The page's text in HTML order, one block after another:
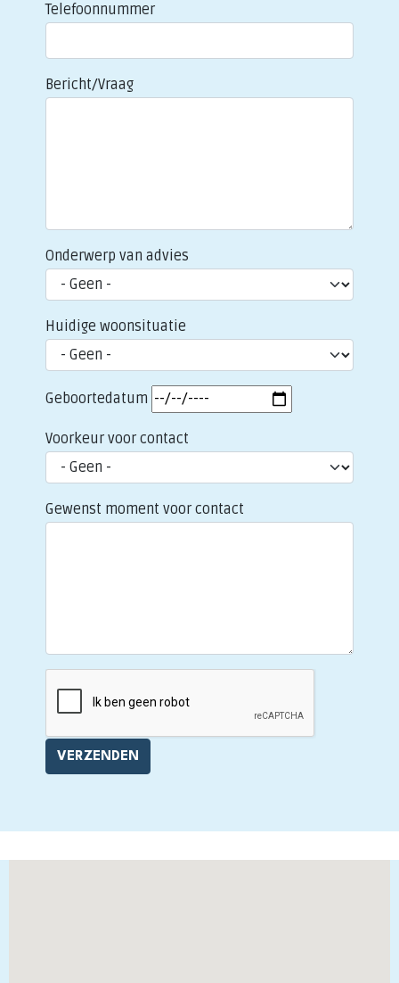
Telefoonnummer
Bericht/Vraag
Onderwerp van advies
Huidige woonsituatie
Geboortedatum
Voorkeur voor contact
Gewenst moment voor contact